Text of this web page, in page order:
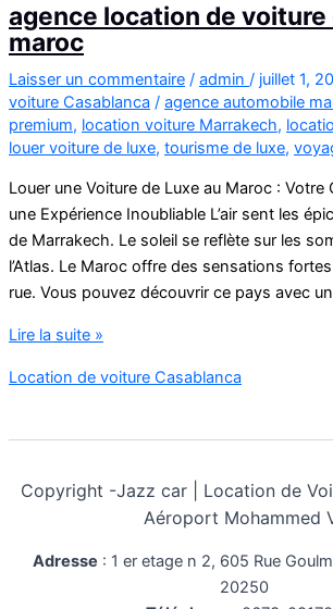
Maroc
agence location de voiture
maroc
Laisser un commentaire / admin / juillet 1,
voiture Casablanca / agence automobile
premium, location voiture Marrakech,
louer voiture de luxe, tourisme de luxe,
Louer une Voiture de Luxe au Maroc : Votre
une Expérience Inoubliable L’air sent les
de Marrakech. Le soleil se reflète sur les
l’Atlas. Le Maroc offre des sensations
rue. Vous pouvez découvrir ce pays avec
agence
de
de
au
Lire la suite »
Location de voiture Casablanca
Copyright -Jazz car | Location de
Aéroport Mohammed
Adresse : 1 er etage n 2, 605 Rue
20250